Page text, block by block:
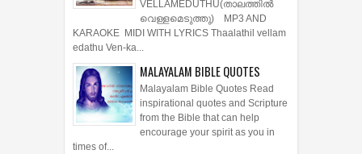
VELLAMEDUTHU(താലത്തില്‍
വെള്ളമെടുത്തു) MP3 AND
KARAOKE MIDI WITH LYRICS Thaalathil vellam
edathu Ven-ka...
MALAYALAM BIBLE QUOTES
Malayalam Bible Quotes Read
inspirational quotes and Scripture
from the Bible that can help
encourage your spirit as you in
times of...